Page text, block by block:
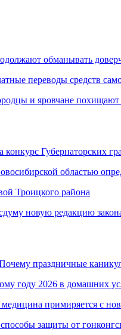
обманывать
переводы средств
и яровчане
конкурс Губернаторских
областью
Троицкого района
новую редакцию
праздничные
году 2026 в домашних
примиряется с
защиты от